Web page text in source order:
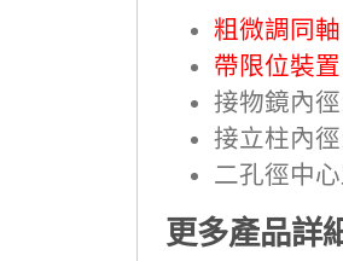
粗微調同軸
帶限位裝置
接物鏡內
接立柱內
二孔徑中
更多產品詳